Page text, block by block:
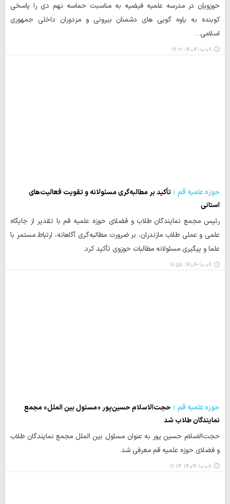
حوزویان در مدرسه علمیه فیضیه به مناسبت حماسه نهم دی را پاسخی
کوبنده به یاوه‌ گویی‌ های دشمنان بیرونی و مزدوران داخلی جمهوری
اسلامی…
۱۴۰۴-۱۰-۰۹ ۱۹:۲۱
حوزه علمیه قم
تأکید بر مطالبه‌گری مسئولانه و تقویت فعالیت‌های
استانی
رئیس مجمع نمایندگان طلاب و فضلای حوزه علمیه قم با تقدیر از جایگاه
علمی و عملی طلاب مازندران، بر ضرورت مطالبه‌گری آگاهانه، ارتباط مستمر با
علما و پیگیری مسئولانه مطالبات حوزوی تأکید کرد.
۱۴۰۴-۱۰-۰۹ ۱۶:۵۸
حوزه علمیه قم
حجت‌الاسلام حسین‌پور «مسئول بین‌ الملل» مجمع
نمایندگان طلاب شد
حجت‌الاسلام حسین پور به عنوان مسئول بین الملل مجمع نمایندگان طلاب
و فضلای حوزه علمیه قم معرفی شد.
۱۴۰۴-۱۰-۰۸ ۱۲:۱۴